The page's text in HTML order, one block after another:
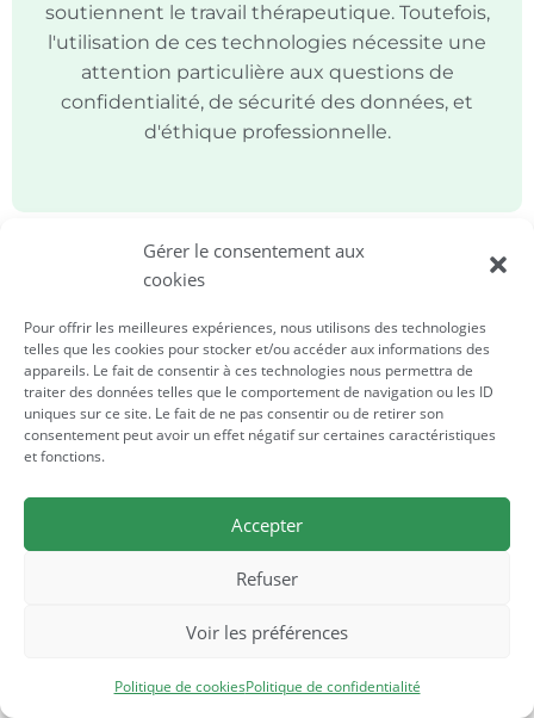
Gérer le consentement aux
cookies
Pour offrir les meilleures expériences, nous utilisons des technologies
telles que les cookies pour stocker et/ou accéder aux informations des
appareils. Le fait de consentir à ces technologies nous permettra de
traiter des données telles que le comportement de navigation ou les ID
uniques sur ce site. Le fait de ne pas consentir ou de retirer son
consentement peut avoir un effet négatif sur certaines caractéristiques
et fonctions.
Accepter
Refuser
Voir les préférences
Politique de cookiesPolitique de confidentialité
soutiennent le travail thérapeutique. Toutefois,
l'utilisation de ces technologies nécessite une
attention particulière aux questions de
confidentialité, de sécurité des données, et
d'éthique professionnelle.
Salaires et Perspectives d’Emploi
Fourchette de Salaires
significativement et peuvent varier en
localisation, l'expérience, et la spécialisation du